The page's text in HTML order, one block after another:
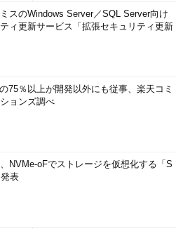
スのWindows Server／SQL Server向け
ィ更新サービス「拡張セキュリティ更新
75％以上が開発以外にも従事、楽天コミ
ョンズ調べ
NVMe-oFでストレージを仮想化する「S
表